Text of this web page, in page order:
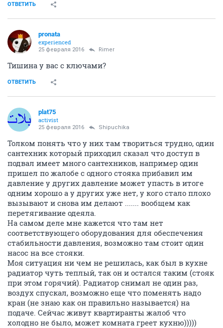
ОТВЕТИТЬ
pronata
experienced
25 февраля 2016 Rimer
Тишина у вас с ключами?
ОТВЕТИТЬ
plat75
activist
25 февраля 2016 Shipuchika
Толком понять что у них там твориться трудно, один
сантехник который приходил сказал что доступ в
подвал имеет много сантехников, например один
пришел по жалобе с одного стояка прибавил им
давление у других давление может упасть в итоге
одним хорошо а у других уже нет, у кого стало плохо
вызывают и снова им делают ....... вообщем как
перетягивание одеяла.
На самом деле мне кажется что там нет
соответствующего оборудования для обеспечения
стабильности давления, возможно там стоит один
насос на все стояки.
Моя ситуация ни чем не решилась, как был в кухне
радиатор чуть теплый, так он и остался таким (стояк
при этом горячий). Радиатор снимал не один раз,
воздух спускал, возможно еще что поменять надо
кран (не знаю как он правильно называется) на
подаче. Сейчас живут квартиранты жалоб что
холодно не было, может комната греет кухню)))))